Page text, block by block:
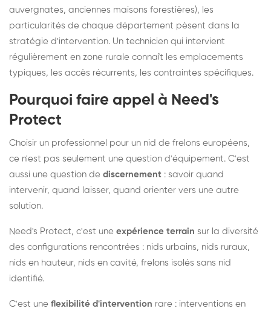
auvergnates, anciennes maisons forestières), les
particularités de chaque département pèsent dans la
stratégie d'intervention. Un technicien qui intervient
régulièrement en zone rurale connaît les emplacements
typiques, les accès récurrents, les contraintes spécifiques.
Pourquoi faire appel à Need's
Protect
Choisir un professionnel pour un nid de frelons européens,
ce n'est pas seulement une question d'équipement. C'est
aussi une question de discernement : savoir quand
intervenir, quand laisser, quand orienter vers une autre
solution.
Need's Protect, c'est une expérience terrain sur la diversité
des configurations rencontrées : nids urbains, nids ruraux,
nids en hauteur, nids en cavité, frelons isolés sans nid
identifié.
C'est une flexibilité d'intervention rare : interventions en